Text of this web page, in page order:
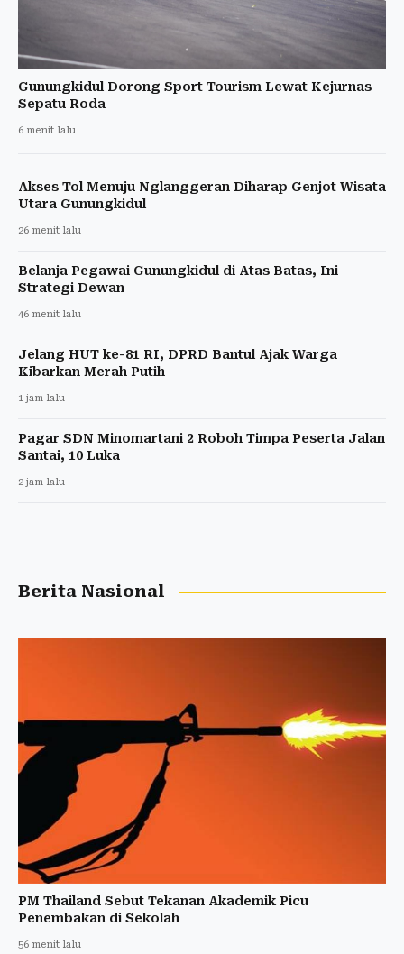
Gunungkidul Dorong Sport Tourism Lewat Kejurnas
Sepatu Roda
6 menit lalu
Akses Tol Menuju Nglanggeran Diharap Genjot Wisata
Utara Gunungkidul
26 menit lalu
Belanja Pegawai Gunungkidul di Atas Batas, Ini
Strategi Dewan
46 menit lalu
Jelang HUT ke-81 RI, DPRD Bantul Ajak Warga
Kibarkan Merah Putih
1 jam lalu
Pagar SDN Minomartani 2 Roboh Timpa Peserta Jalan
Santai, 10 Luka
2 jam lalu
Berita Nasional
PM Thailand Sebut Tekanan Akademik Picu
Penembakan di Sekolah
56 menit lalu